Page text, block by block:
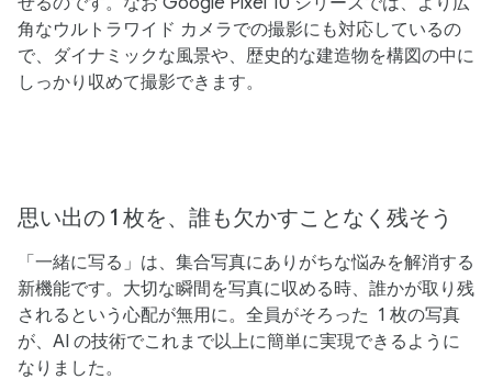
角なウルトラワイド カメラでの撮影にも対応しているの
で、ダイナミックな風景や、歴史的な建造物を構図の中に
しっかり収めて撮影できます。
思い出の 1 枚を、誰も欠かすことなく残そう
「一緒に​写る」は、​集合写真に​ありがちな​悩みを​解消する​
新機能です。​大切な​瞬間を​写真に​収める​時、​誰かが​取り残
されると​いう​心配が​無用に。​全員が​そろった​ 1 枚の​写真
が、​AI の​技術で​これまで​以上に​簡単に​実現できるように
なりました。